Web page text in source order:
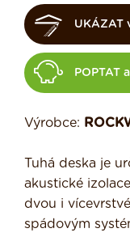
UKÁZAT
POPTAT
Výrobce:
Tuhá deska je
akustické
dvou i
spádovým